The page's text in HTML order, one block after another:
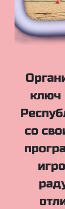
ключ
со